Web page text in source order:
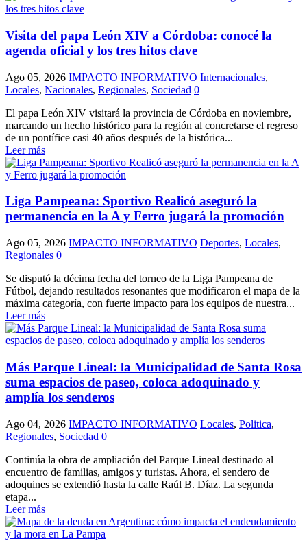
Visita del papa León XIV a Córdoba: conocé la
agenda oficial y los tres hitos clave
Ago 05, 2026 IMPACTO INFORMATIVO Internacionales,
Locales, Nacionales, Regionales, Sociedad 0
El papa León XIV visitará la provincia de Córdoba en noviembre,
marcando un hecho histórico para la región al concretarse el regreso
de un pontífice casi 40 años después de la histórica...
Leer más
Liga Pampeana: Sportivo Realicó aseguró la
permanencia en la A y Ferro jugará la promoción
Ago 05, 2026 IMPACTO INFORMATIVO Deportes, Locales,
Regionales 0
Se disputó la décima fecha del torneo de la Liga Pampeana de
Fútbol, dejando resultados resonantes que modificaron el mapa de la
máxima categoría, con fuerte impacto para los equipos de nuestra...
Leer más
Más Parque Lineal: la Municipalidad de Santa Rosa
suma espacios de paseo, coloca adoquinado y
amplía los senderos
Ago 04, 2026 IMPACTO INFORMATIVO Locales, Politica,
Regionales, Sociedad 0
Continúa la obra de ampliación del Parque Lineal destinado al
encuentro de familias, amigos y turistas. Ahora, el sendero de
adoquines se extendió hasta la calle Raúl B. Díaz. La segunda
etapa...
Leer más